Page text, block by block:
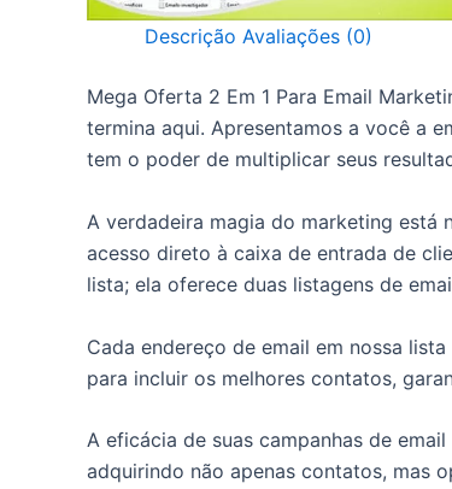
Descrição Avaliações (0)
Mega Oferta 2 Em 1 Para Email
termina aqui. Apresentamos a você a
tem o poder de multiplicar seus
A verdadeira magia do marketing está
acesso direto à caixa de entrada de
lista; ela oferece duas listagens de
Cada endereço de email em nossa
para incluir os melhores contatos,
A eficácia de suas campanhas de
adquirindo não apenas contatos, mas